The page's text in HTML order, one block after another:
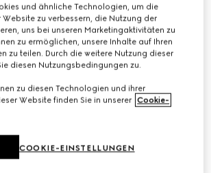
und
Ballerinas
Damenstiefel
und
Stiefeletten
&
reisen
und ähnliche Technologien, um die
zu verbessern, die Nutzung der
uns bei unseren Marketingaktivitäten zu
zu ermöglichen, unsere Inhalte auf Ihren
zu teilen. Durch die weitere Nutzung dieser
diesen Nutzungsbedingungen zu.
zu diesen Technologien und ihrer
Website finden Sie in unserer Cookie-
COOKIE-EINSTELLUNGEN